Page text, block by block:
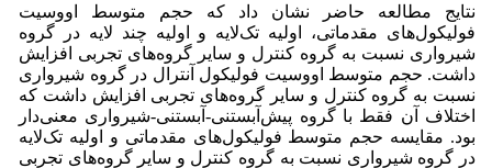
نتایج مطالعه حاضر نشان داد که حجم متوسط اووسیت
فولیکول‌های مقدماتی، اولیه تک‌لایه و اولیه چند لایه در گروه
شیرواری نسبت به گروه کنترل و سایر گروه‌های تجربی افزایش
داشت. حجم متوسط اووسیت فولیکول آنترال در گروه شیرواری
نسبت به گروه کنترل و سایر گروه‌های تجربی افزایش داشت که
اختلاف آن فقط با گروه پیش‌آبستنی-آبستنی-شیرواری معنی‌دار
بود. مقایسه حجم متوسط فولیکول‌های مقدماتی و اولیه تک‌لایه
در گروه‌ شیرواری نسبت به گروه کنترل و سایر گروه‌های تجربی